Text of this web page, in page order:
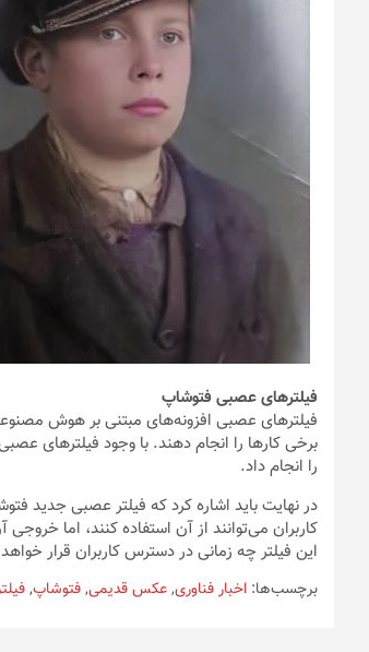
فیلترهای عصبی فتوشاپ
فیلترهای عصبی افزونه‌های مبتنی بر هوش
برخی کارها را انجام دهند. با وجود فیلترهای
را انجام داد.
در نهایت باید اشاره کرد که فیلتر عصبی جدید
کاربران می‌توانند از آن استفاده کنند، اما
این فیلتر چه زمانی در دسترس کاربران قرار
برچسب‌ها: اخبار فناوری,عکس قدیمی,فتوشاپ,